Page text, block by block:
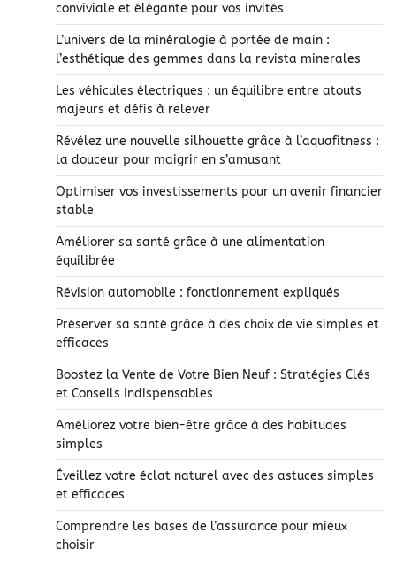
conviviale et élégante pour vos invités
L’univers de la minéralogie à portée de main :
l’esthétique des gemmes dans la revista minerales
Les véhicules électriques : un équilibre entre atouts
majeurs et défis à relever
Révélez une nouvelle silhouette grâce à l’aquafitness :
la douceur pour maigrir en s’amusant
Optimiser vos investissements pour un avenir financier
stable
Améliorer sa santé grâce à une alimentation
équilibrée
Révision automobile : fonctionnement expliqués
Préserver sa santé grâce à des choix de vie simples et
efficaces
Boostez la Vente de Votre Bien Neuf : Stratégies Clés
et Conseils Indispensables
Améliorez votre bien-être grâce à des habitudes
simples
Éveillez votre éclat naturel avec des astuces simples
et efficaces
Comprendre les bases de l’assurance pour mieux
choisir